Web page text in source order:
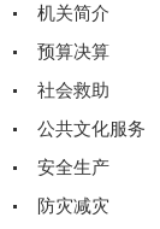
机关简介
预算决算
社会救助
公共文化服务
安全生产
防灾减灾